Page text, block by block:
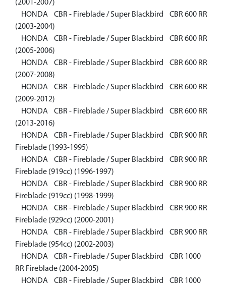
(2001-2007)
HONDA CBR - Fireblade / Super Blackbird CBR 600 RR
(2003-2004)
HONDA CBR - Fireblade / Super Blackbird CBR 600 RR
(2005-2006)
HONDA CBR - Fireblade / Super Blackbird CBR 600 RR
(2007-2008)
HONDA CBR - Fireblade / Super Blackbird CBR 600 RR
(2009-2012)
HONDA CBR - Fireblade / Super Blackbird CBR 600 RR
(2013-2016)
HONDA CBR - Fireblade / Super Blackbird CBR 900 RR
Fireblade (1993-1995)
HONDA CBR - Fireblade / Super Blackbird CBR 900 RR
Fireblade (919сс) (1996-1997)
HONDA CBR - Fireblade / Super Blackbird CBR 900 RR
Fireblade (919сс) (1998-1999)
HONDA CBR - Fireblade / Super Blackbird CBR 900 RR
Fireblade (929сс) (2000-2001)
HONDA CBR - Fireblade / Super Blackbird CBR 900 RR
Fireblade (954сс) (2002-2003)
HONDA CBR - Fireblade / Super Blackbird CBR 1000
RR Fireblade (2004-2005)
HONDA CBR - Fireblade / Super Blackbird CBR 1000